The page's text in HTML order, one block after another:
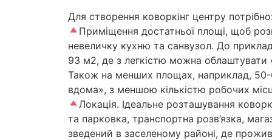
Для створення коворкінг центру
Приміщення достатньої площі, щоб
невеличку кухню та санвузол. До
93 м2, де з легкістю можна облаштувати
Також на менших площах, наприклад,
вдома», з меншою кількістю робочих
Локація. Ідеальне розташування
та парковка, транспортна розв’язка,
зведений в заселеному районі, де